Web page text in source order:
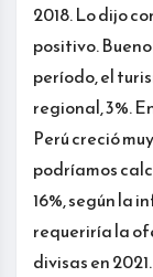
2018. Lo dijo
positivo.
período, el
regional, 3%.
Perú creció
podríamos
16%, según la
requeriría la
divisas en 2021.